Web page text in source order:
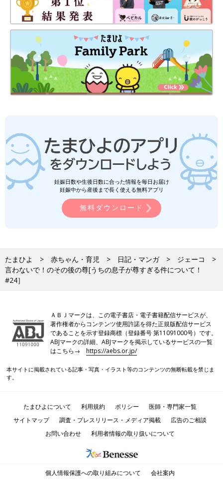
妊娠日数や生後日数に合った情報を毎日お届け
妊娠中から産後まで長く使える無料アプリ
無料ダウンロード
たまひよ 赤ちゃん・育児 日記・マンガ
ジェーコ
言わないで！のその後の尊[うちの息子が尊すぎる件について！
#24］
ＡＢＪマークは、この電子書店・電子書籍配信サービスが、
著作権者からコンテンツ使用許諾を得た正規版配信サービス
であることを示す登録商標（登録番号 第11091000号）です。
ABJマークの詳細、ABJマークを掲示しているサービスの一覧
はこちら→https://aebs.or.jp/
本サイトに掲載されている記事・写真・イラスト等のコンテンツの無断転載を禁じま
す。
たまひよについて 利用規約 ポリシー
医師・専門家一覧
サイトマップ
調査・プレスリリース・メディア掲載
広告のご相談
お問い合わせ
利用者情報の取り扱いについて
個人情報保護への取り組みについて 会社案内